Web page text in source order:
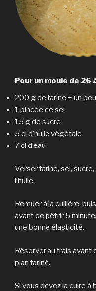
Pour un moule de 26
200 g de farine + un
1 pincée de sel
15 g de sucre
5 cl d’huile végétale
7 cl d’eau
Verser farine, sel,
l’huile.
Remuer à la cuillère,
avant de pétrir 5
une bonne élasticité.
Réserver au frais avant
plan fariné.
Si vous devez la cuire à